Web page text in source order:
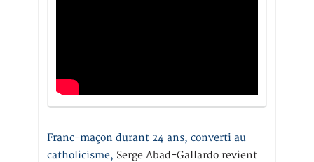
Franc-maçon durant 24 ans, converti au
catholicisme, Serge Abad-Gallardo revient